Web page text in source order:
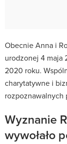
Obecnie Anna i
urodzonej 4 maja
2020 roku.
charytatywne i
rozpoznawalnych
Wyznanie
wywołało